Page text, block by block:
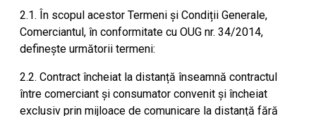
2.1. În scopul acestor Termeni și Condiții Generale,
Comerciantul, în conformitate cu OUG nr. 34/2014,
definește următorii termeni:
2.2. Contract încheiat la distanță înseamnă contractul
între comerciant și consumator convenit și încheiat
exclusiv prin mijloace de comunicare la distanță fără